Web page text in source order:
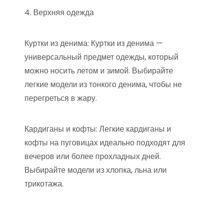
4. Верхняя одежда
Куртки из денима: Куртки из денима —
универсальный предмет одежды, который
можно носить летом и зимой. Выбирайте
легкие модели из тонкого денима, чтобы не
перегреться в жару.
Кардиганы и кофты: Легкие кардиганы и
кофты на пуговицах идеально подходят для
вечеров или более прохладных дней.
Выбирайте модели из хлопка, льна или
трикотажа.